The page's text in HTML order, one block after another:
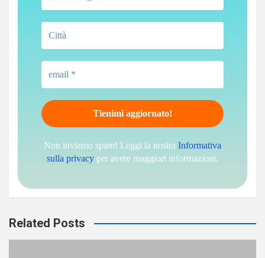
Non inviamo spam! Leggi la nostra Informativa
sulla privacy per avere maggiori informazioni.
Related Posts